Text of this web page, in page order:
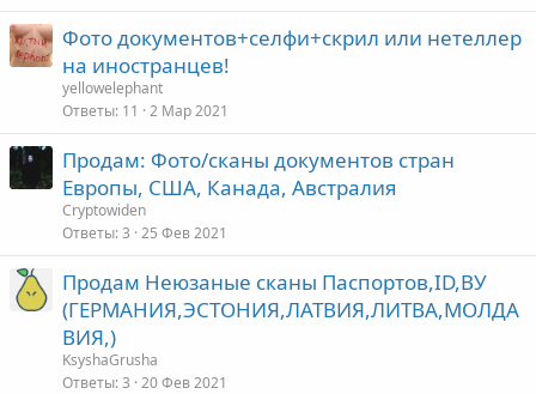
Фото документов+селфи+скрил или нетеллер
на иностранцев!
yellowelephant
Ответы 11 2 Мар 2021
Продам: Фото/сканы документов стран
Европы, США, Канада, Австралия
Cryptowiden
Ответы 3 25 Фев 2021
Продам Неюзаные сканы Паспортов,ID,ВУ
(ГЕРМАНИЯ,ЭСТОНИЯ,ЛАТВИЯ,ЛИТВА,МОЛДА
ВИЯ,)
KsyshaGrusha
Ответы 3 20 Фев 2021